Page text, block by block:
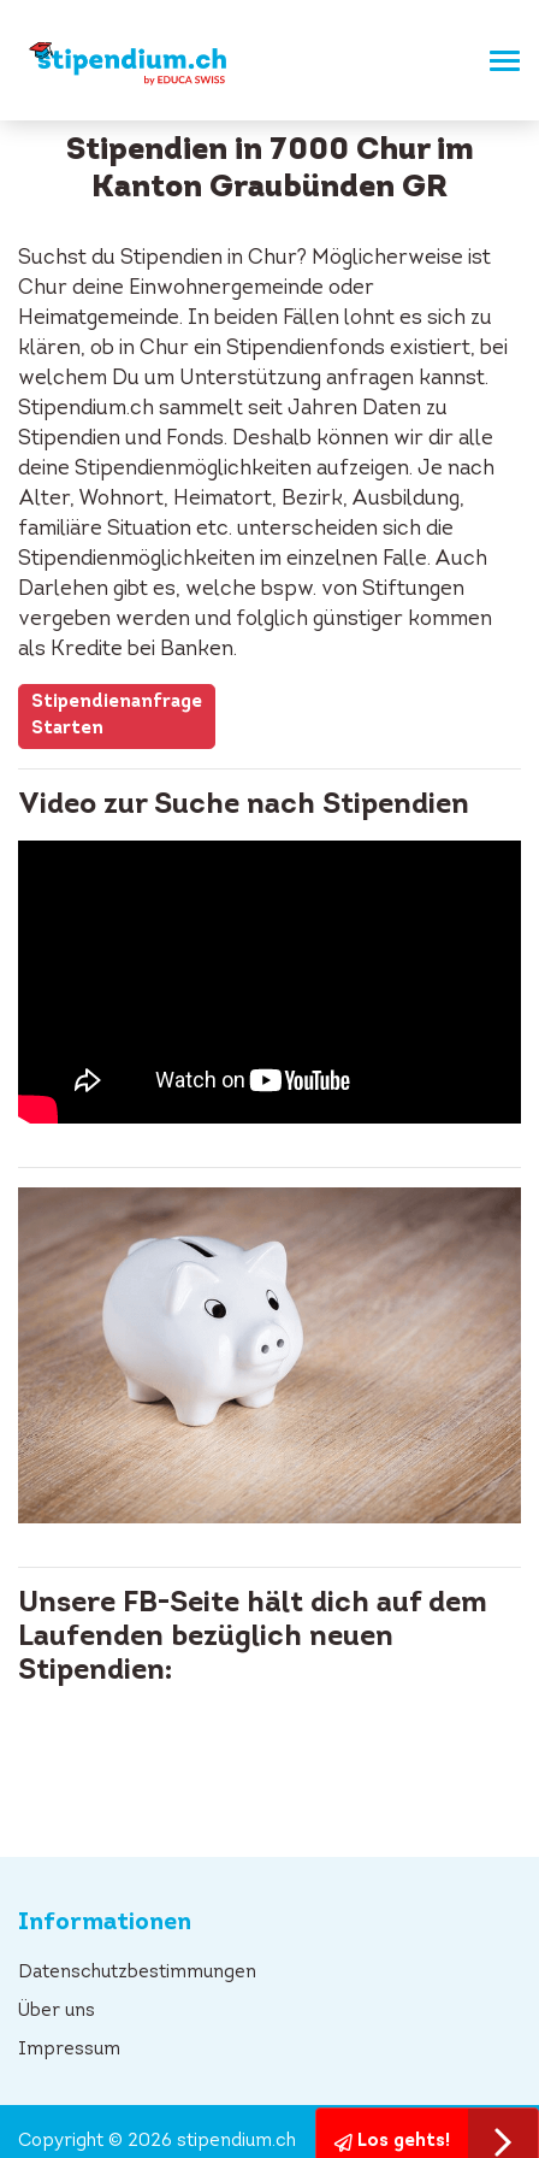
Stipendien in 7000 Chur im
Kanton Graubünden GR
Suchst du Stipendien in Chur? Möglicherweise ist
Chur deine Einwohnergemeinde oder
Heimatgemeinde. In beiden Fällen lohnt es sich zu
klären, ob in Chur ein Stipendienfonds existiert, bei
welchem Du um Unterstützung anfragen kannst.
Stipendium.ch sammelt seit Jahren Daten zu
Stipendien und Fonds. Deshalb können wir dir alle
deine Stipendienmöglichkeiten aufzeigen. Je nach
Alter, Wohnort, Heimatort, Bezirk, Ausbildung,
familiäre Situation etc. unterscheiden sich die
Stipendienmöglichkeiten im einzelnen Falle. Auch
Darlehen gibt es, welche bspw. von Stiftungen
vergeben werden und folglich günstiger kommen
als Kredite bei Banken.
Stipendienanfrage
Starten
Video zur Suche nach Stipendien
Unsere FB-Seite hält dich auf dem
Laufenden bezüglich neuen
Stipendien:
Informationen
Datenschutzbestimmungen
Über uns
Impressum
Los gehts!
Copyright © 2026 stipendium.ch